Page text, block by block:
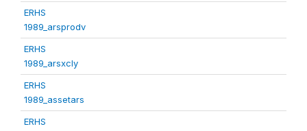
ERHS
1989_arsprodv
ERHS
1989_arsxcly
ERHS
1989_assetars
ERHS